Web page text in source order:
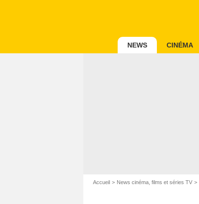
NEWS CINÉMA
Accueil News cinéma, films et séries TV